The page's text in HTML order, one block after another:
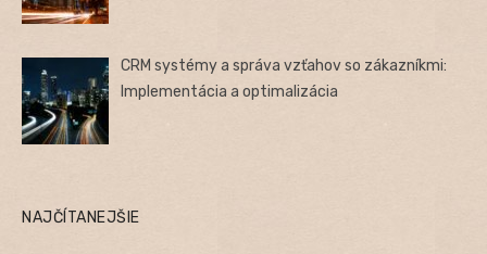
CRM systémy a správa vzťahov so zákazníkmi:
Implementácia a optimalizácia
NAJČÍTANEJŠIE